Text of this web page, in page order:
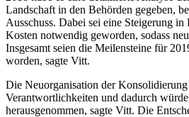
Landschaft in den Behörden gegeben,
Ausschuss. Dabei sei eine Steigerung in
Kosten notwendig geworden, sodass
Insgesamt seien die Meilensteine für
worden, sagte Vitt.
Die Neuorganisation der
Verantwortlichkeiten und dadurch
herausgenommen, sagte Vitt. Die